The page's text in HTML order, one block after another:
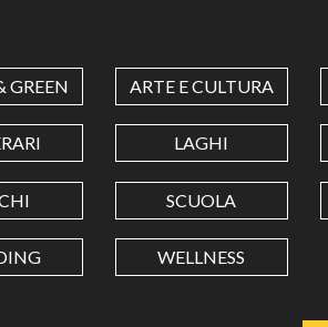
GREEN ARTE E CULTURA
LAGHI
SCUOLA
WELLNESS